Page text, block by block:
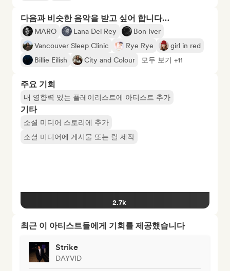
다음과 비슷한 음악을 받고 싶어 합니다…
MARO Lana Del Rey
Bon Iver
Vancouver Sleep Clinic
Rye Rye
girl in red
Billie Eilish
City and Colour 모두 보기 +11
주요 기회
내 영향력 있는 플레이리스트에 아티스트 추가
기타
소셜 미디어 스토리에 추가
소셜 미디어에 게시물 또는 릴 제작
2.7k
최근 이 아티스트들에게 기회를 제공했습니다
Strike
DAYVID